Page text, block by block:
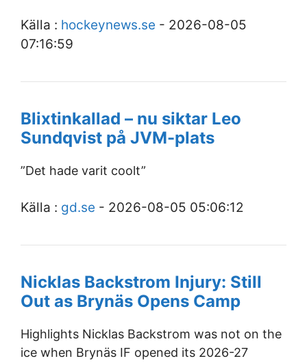
Källa : hockeynews.se - 2026-08-05
07:16:59
Blixtinkallad – nu siktar Leo
Sundqvist på JVM-plats
”Det hade varit coolt”
Källa : gd.se - 2026-08-05 05:06:12
Nicklas Backstrom Injury: Still
Out as Brynäs Opens Camp
Highlights Nicklas Backstrom was not on the
ice when Brynäs IF opened its 2026-27